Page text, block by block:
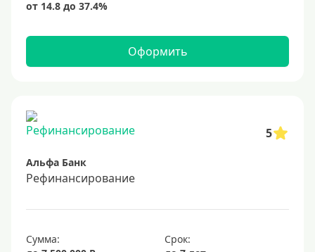
1000000 руб
1200000 руб
1300000 руб
1500000 руб
1600000 руб
Оформить
5
Альфа Банк
Рефинансирование
Сумма:
Срок: